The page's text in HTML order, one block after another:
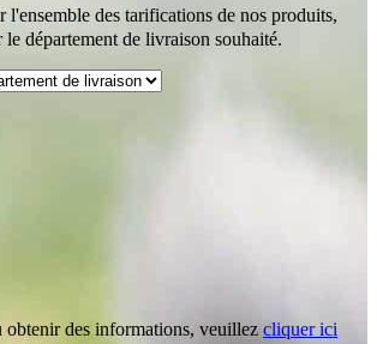
l'ensemble des tarifications de nos produits,
département de livraison souhaité.
obtenir des informations, veuillez cliquer ici